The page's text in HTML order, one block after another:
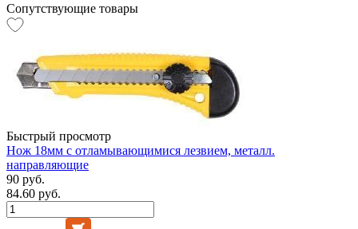
Сопутствующие товары
Быстрый просмотр
Нож 18мм с отламывающимися лезвием, металл.
направляющие
90 руб.
84.60 руб.